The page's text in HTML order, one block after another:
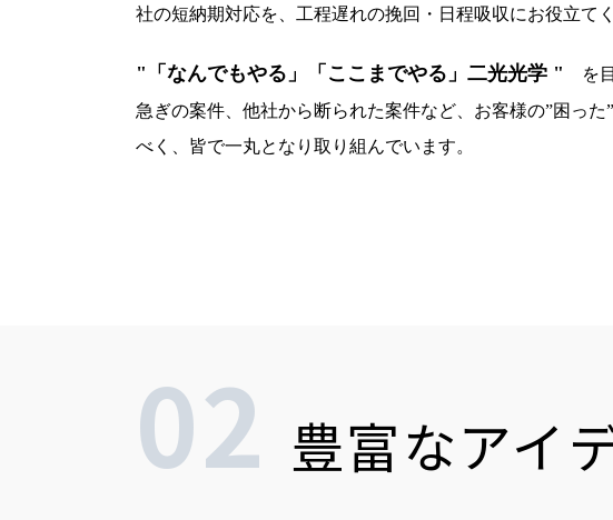
社の短納期対応を、工程遅れの挽回・日程吸収にお役立てく
"「なんでもやる」「ここまでやる」二光光学 "
を
急ぎの案件、他社から断られた案件など、お客様の”困った
べく、皆で一丸となり取り組んでいます。
02 豊富なアイ